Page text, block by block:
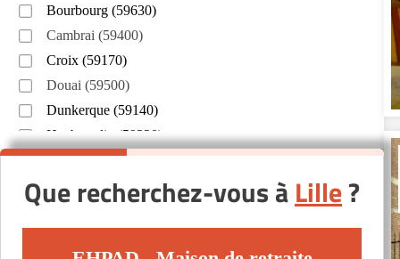
Bourbourg (59630)
Cambrai (59400)
Croix (59170)
Douai (59500)
Dunkerque (59140)
Haubourdin (59320)
Hondschoote (59122)
Le Quesnoy (59530)
Que recherchez-vous àLille?